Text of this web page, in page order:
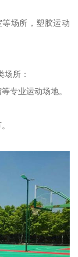
场所，塑胶运动
所：
专业运动场地。